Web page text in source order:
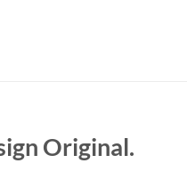
Original.